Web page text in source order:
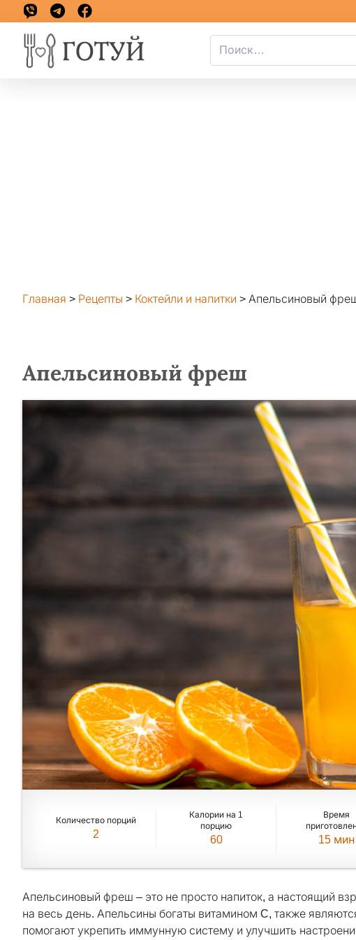
Главная > Рецепты > Коктейли и напитки > Апельсиновый
Апельсиновый фреш
Количество порций
2
Калории на 1
порцию
60
Время
15 мин
Апельсиновый фреш – это не просто напиток, а настоящий
на весь день. Апельсины богаты витамином C, также
помогают укрепить иммунную систему и улучшить